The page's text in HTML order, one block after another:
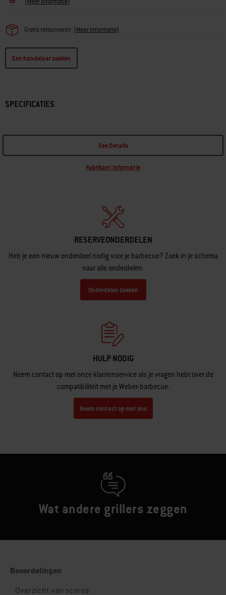
Gratis retourneren (Meer informatie)
Een handelaar zoeken
SPECIFICATIES
See Details
Fabrikant informatie
RESERVEONDERDELEN
Heb je een nieuw onderdeel nodig voor je barbecue? Zoek in je schema
naar alle onderdelen.
Onderdelen zoeken
HULP NODIG
Neem contact op met onze klantenservice als je vragen hebt over de
compatibiliteit met je Weber-barbecue.
Neem contact op met ons
Wat andere grillers zeggen